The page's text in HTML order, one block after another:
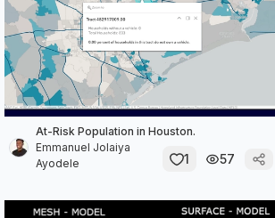
At-Risk Population in Houston.
Emmanuel Jolaiya
Ayodele
1 57